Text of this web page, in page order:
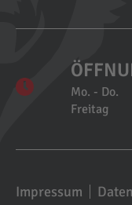
Mo. - Do.
Freitag
Impressum